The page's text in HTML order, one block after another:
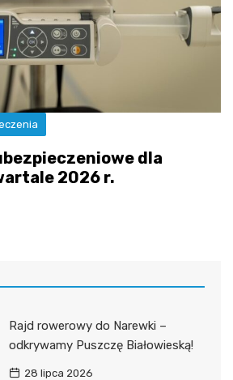
dla
2026 r.
Rajd rowerowy do Narewki –
odkrywamy Puszczę Białowieską!
28 lipca 2026